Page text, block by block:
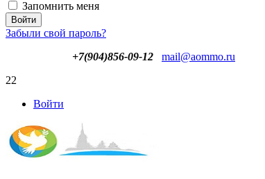
Запомнить меня
Забыли свой пароль?
+7(904)856-09-12
mail@aommo.ru
22
Войти